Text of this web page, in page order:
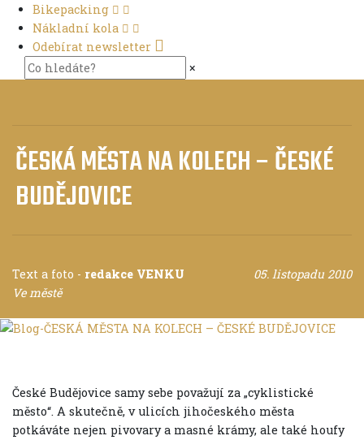
Bikepacking
Nákladní kola
Odebírat newsletter
×
ČESKÁ MĚSTA NA KOLECH – ČESKÉ
BUDĚJOVICE
Text a foto - redakce VENKU
05. listopadu 2010
Ve městě
České Budějovice samy sebe považují za „cyklistické
město“. A skutečně, v ulicích jihočeského města
potkáváte nejen pivovary a masné krámy, ale také houfy